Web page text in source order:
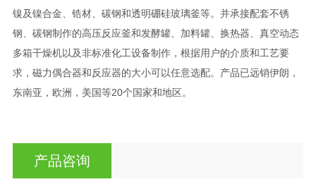
镍及镍合金、锆材、碳钢和透明硼硅玻璃釜等。并承接配套不锈
钢、碳钢制作的高压反应釜和发酵罐、加料罐、换热器、真空动态
多箱干燥机以及非标准化工设备制作，根据用户的介质和工艺要
求，磁力偶合器和反应器的大小可以任意选配。产品已远销伊朗，
东南亚，欧洲，美国等20个国家和地区。
产品咨询